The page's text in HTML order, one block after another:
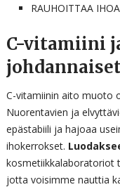
RAUHOITTAA
C-vitamiini
C-vitamiinin aito muoto
Nuorentavien ja
epästabiili ja hajoaa
ihokerrokset.
kosmetiikkalaboratoriot
jotta voisimme nauttia